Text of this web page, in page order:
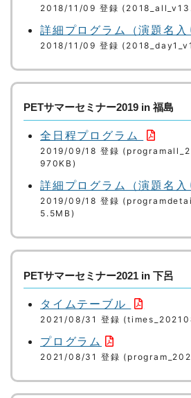
2018/11/09 登録
詳細プログラム（演題名入
2018/11/09 登録
PETサマーセミナー2019 in 福島
全日程プログラム
2019/09/18 登録
970KB)
詳細プログラム（演題名入
2019/09/18 登録
5.5MB)
PETサマーセミナー2021 in 下呂
タイムテーブル
2021/08/31 登録
プログラム
2021/08/31 登録